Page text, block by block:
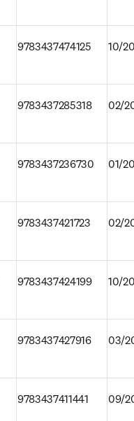
9783437474125 10/
9783437285318 02/
9783437236730 01/
9783437421723 02/
9783437424199 10/
9783437427916 03/
9783437411441 09/